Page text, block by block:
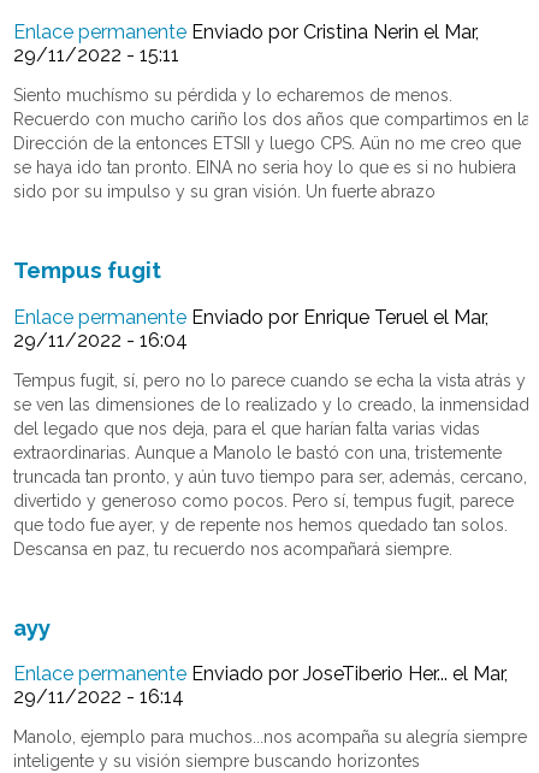
Enlace permanente Enviado porCristina Nerin el Mar,
29/11/2022 - 15:11
Siento muchísmo su pérdida y lo echaremos de menos.
Recuerdo con mucho cariño los dos años que compartimos en la
Dirección de la entonces ETSII y luego CPS. Aün no me creo que
se haya ido tan pronto. EINA no seria hoy lo que es si no hubiera
sido por su impulso y su gran visión. Un fuerte abrazo
Tempus fugit
Enlace permanente Enviado por Enrique Teruel el Mar,
29/11/2022 - 16:04
Tempus fugit, sí, pero no lo parece cuando se echa la vista atrás y
se ven las dimensiones de lo realizado y lo creado, la inmensidad
del legado que nos deja, para el que harían falta varias vidas
extraordinarias. Aunque a Manolo le bastó con una, tristemente
truncada tan pronto, y aún tuvo tiempo para ser, además, cercano,
divertido y generoso como pocos. Pero sí, tempus fugit, parece
que todo fue ayer, y de repente nos hemos quedado tan solos.
Descansa en paz, tu recuerdo nos acompañará siempre.
ayy
Enlace permanente Enviado porJoseTiberio Her... el Mar,
29/11/2022 - 16:14
Manolo, ejemplo para muchos...nos acompaña su alegría siempre
inteligente y su visión siempre buscando horizontes